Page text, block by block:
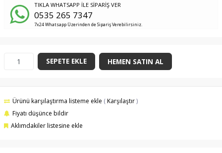
TIKLA WHATSAPP İLE SİPARİŞ VER
0535 265 7347
7x24 Whatsapp Üzerinden de Sipariş Verebilirsiniz.
SEPETE EKLE HEMEN SATIN AL
Ürünü karşılaştırma listeme ekle (Karşılaştır)
Fiyatı düşünce bildir
Aklımdakiler listesine ekle